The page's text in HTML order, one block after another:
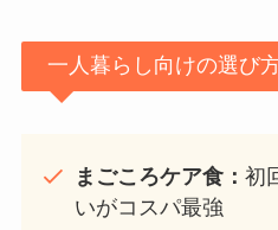
一人暮らし向けの選び
まごころケア食： 初
いがコスパ最強